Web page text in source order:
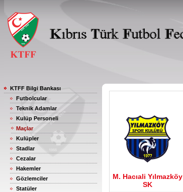
KTFF Bilgi Bankası
Futbolcular
Teknik Adamlar
Kulüp Personeli
Maçlar
Kulüpler
Stadlar
Cezalar
Hakemler
Gözlemciler
Statüler
M. Hacıali Yılmazköy
SK